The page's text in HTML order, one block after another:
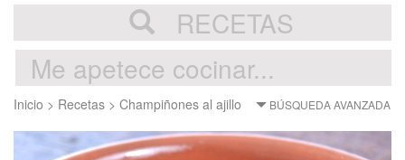
RECETAS
Inicio > Recetas > Champiñones al ajillo BÚSQUEDA AVANZADA